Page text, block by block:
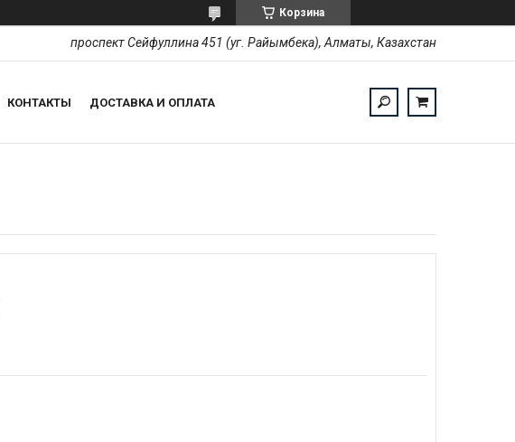
Корзина
проспект Сейфуллина 451 (уг. Райымбека), Алматы, Казахстан
КОНТАКТЫ ДОСТАВКА И ОПЛАТА